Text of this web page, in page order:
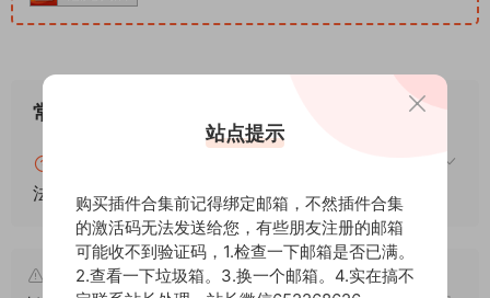
常见问题
法！
文章来自后期屋，原文链接：
站点提示
购买插件合集前记得绑定邮箱，不然插件合集
的激活码无法发送给您，有些朋友注册的邮箱
可能收不到验证码，1.检查一下邮箱是否已满。
2.查看一下垃圾箱。3.换一个邮箱。4.实在搞不